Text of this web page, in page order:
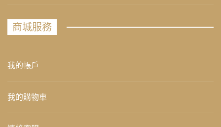
商城服務
我的帳戶
我的購物車